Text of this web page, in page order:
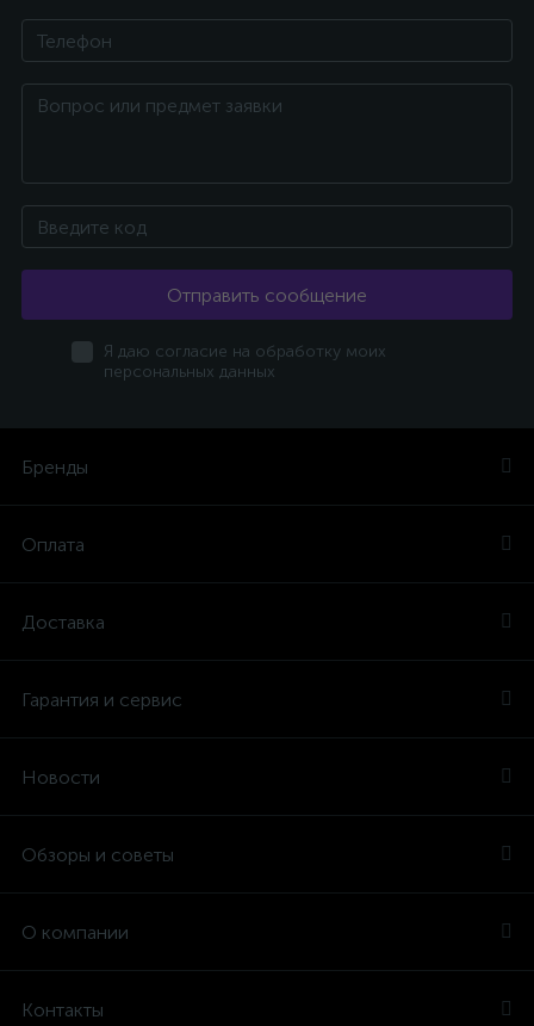
Отправить сообщение
Я даю согласие на обработку моих
персональных данных
Бренды
Оплата
Доставка
Гарантия и сервис
Новости
Обзоры и советы
О компании
Контакты